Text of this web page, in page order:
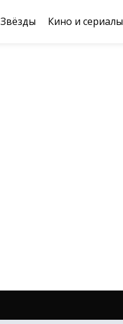
Звёзды Кино и сериалы